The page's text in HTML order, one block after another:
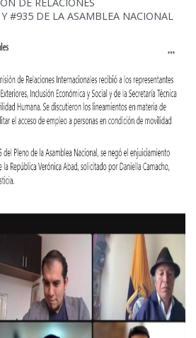
#935 DE LA ASAMBLEA NACIONAL